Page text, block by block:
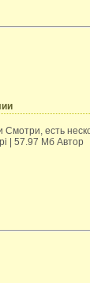
есть
| 57.97 Мб Автор